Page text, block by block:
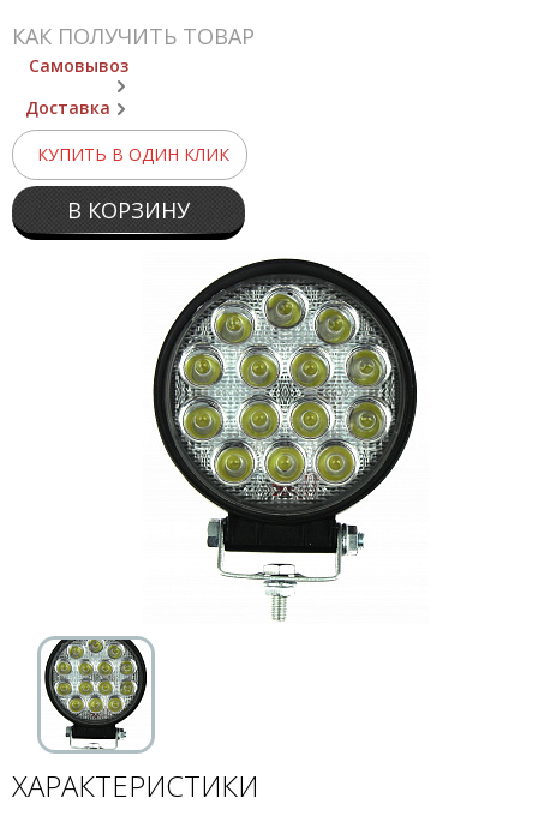
КАК ПОЛУЧИТЬ ТОВАР
Самовывоз
Доставка
КУПИТЬ В ОДИН КЛИК
В КОРЗИНУ
ХАРАКТЕРИСТИКИ